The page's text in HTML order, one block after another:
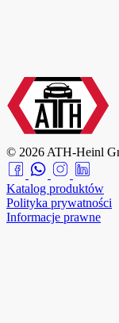
© 2026 ATH-Heinl
Katalog produktów
Polityka prywatności
Informacje prawne